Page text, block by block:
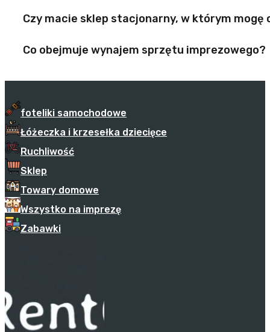
Czy macie sklep stacjonarny, w którym mogę
Co obejmuje wynajem sprzętu imprezowego?
foteliki samochodowe
Łóżeczka i krzesełka dziecięce
Ruchliwość
Sklep
Towary domowe
Wszystko na imprezę
Zabawki